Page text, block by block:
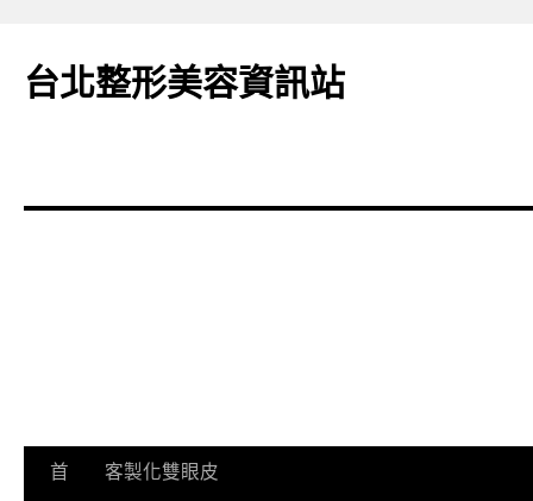
台北整形美容資訊站
跳首
客製化雙眼皮